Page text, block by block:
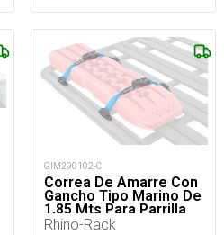
GIM290102-C
Correa De Amarre Con
Gancho Tipo Marino De
1,85 Mts Para Parrilla
Portaequipaje Plana
Rhino-Rack